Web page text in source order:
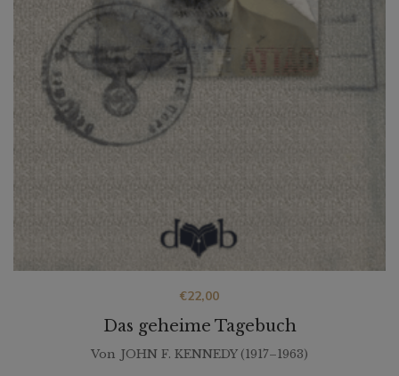
Das geheime Tagebuch
€22,00
Von JOHN F. KENNEDY (1917–1963)